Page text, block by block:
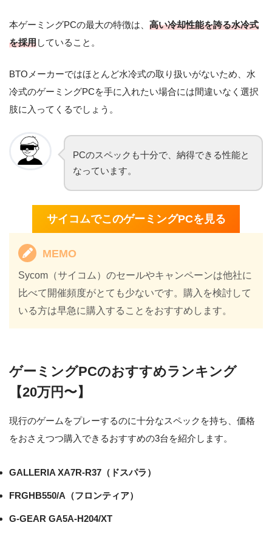
本ゲーミングPCの最大の特徴は、 高い冷却性能を誇る水冷式
を採用していること。
BTOメーカーではほとんど水冷式の取り扱いがないため、水
冷式のゲーミングPCを手に入れたい場合には間違いなく選択
肢に入ってくるでしょう。
PCのスペックも十分で、納得できる性能と
なっています。
サイコムでこのゲーミングPCを見る
MEMO
Sycom（サイコム）のセールやキャンペーンは他社に
比べて開催頻度がとても少ないです。購入を検討して
いる方は早急に購入することをおすすめします。
ゲーミングPCのおすすめランキング
【20万円〜】
現行のゲームをプレーするのに十分なスペックを持ち、価格
をおさえつつ購入できるおすすめの3台を紹介します。
GALLERIA XA7R-R37（ドスパラ）
FRGHB550/A（フロンティア）
G-GEAR GA5A-H204/XT